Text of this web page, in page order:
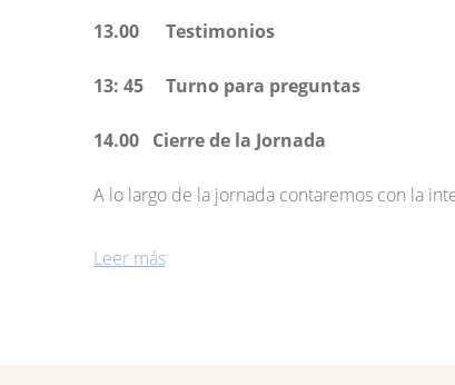
13.00 Testimonios
13: 45 Turno para preguntas
14.00 Cierre de la Jornada
A lo largo de la jornada contaremos con la
Leer más